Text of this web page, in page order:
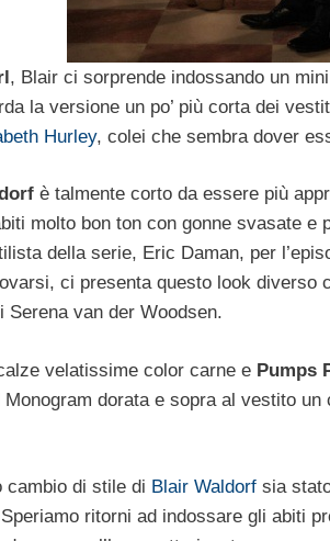
, Blair ci sorprende indossando un
la versione un po’ più corta dei
Hurley, colei che sembra dover
è talmente corto da essere più
molto bon ton con gonne svasate
della serie, Eric Daman, per
ci presenta questo look
Serena van der Woodsen.
velatissime color carne e Pumps
Monogram dorata e sopra al vestito
cambio di stile di Blair Waldorf sia
ritorni ad indossare gli abiti